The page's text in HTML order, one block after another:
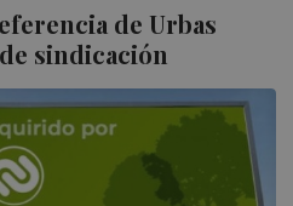
de Urbas
sindicación